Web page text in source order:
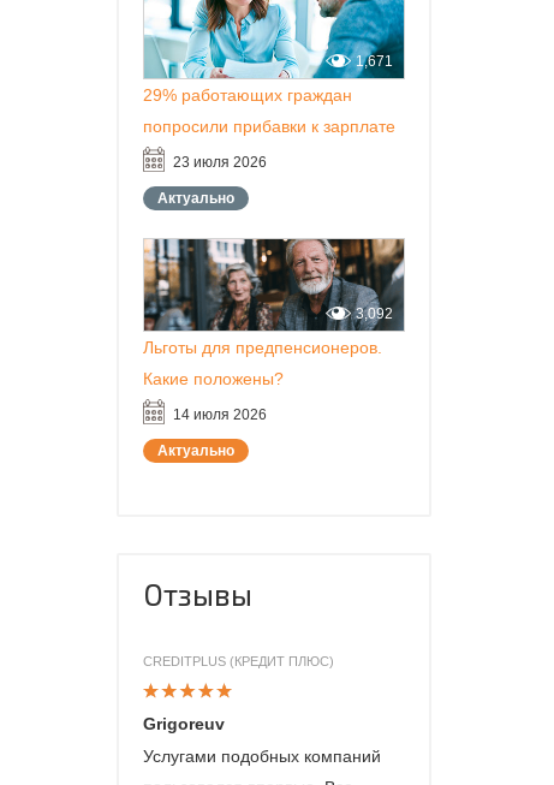
29% работающих граждан
попросили прибавки к зарплате
23 июля 2026
1,671
Актуально
Льготы для предпенсионеров.
Какие положены?
14 июля 2026
3,092
Актуально
Отзывы
CREDITPLUS (КРЕДИТ ПЛЮС)
Grigoreuv
Услугами подобных компаний